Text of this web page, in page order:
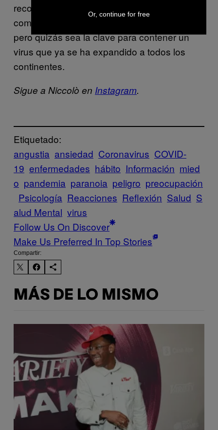
recomendarlo. Empatizar con la gente que se
comporta de forma irracional puede ser difícil,
pero quizás sea la clave para contener un
virus que ya se ha expandido a todos los
continentes.
Sigue a Niccolò en Instagram.
Etiquetado:
angustia ansiedad Coronavirus COVID-
19 enfermedades hábito Información mied
o pandemia paranoia peligro preocupación
Psicología Reacciones Reflexión Salud S
alud Mental virus
Follow Us On Discover
Make Us Preferred In Top Stories
Compartir:
MÁS DE LO MISMO
Or, continue for free